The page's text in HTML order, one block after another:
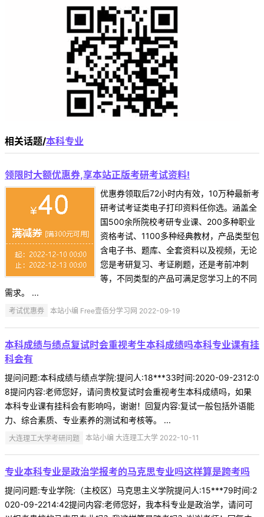
相关话题/本科专业
领限时大额优惠券,享本站正版考研考试资料!
优惠券领取后72小时内有效，10万种最新考
研考试考证类电子打印资料任你选。涵盖全
国500余所院校考研专业课、200多种职业
资格考试、1100多种经典教材，产品类型包
含电子书、题库、全套资料以及视频，无论
您是考研复习、考证刷题，还是考前冲刺
等，不同类型的产品可满足您学习上的不同
需求。 ...
考试优惠券 本站小编 Free壹佰分学习网 2022-09-19
本科成绩与绩点复试时会重视考生本科成绩吗本科专业课有挂
科会有
提问问题:本科成绩与绩点学院:提问人:18***33时间:2020-09-2312:0
8提问内容:老师您好，请问贵校复试时会重视考生本科成绩吗，如果
本科专业课有挂科会有影响吗，谢谢！回复内容:复试一般包括外语能
力、综合素质、专业素养的测试和考核等。 ...
大连理工大学考研问题 本站小编 大连理工大学 2022-10-11
专业本科专业是政治学报考的马克思专业吗这样算是跨考吗
提问问题:专业学院:（主校区）马克思主义学院提问人:15***79时间:2
020-09-2214:42提问内容:老师您好，我本科专业是政治学，请问可